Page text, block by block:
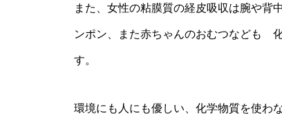
また、女性の粘膜質の経皮吸収は腕や背
ンポン、また赤ちゃんのおむつなども
す。
環境にも人にも優しい、化学物質を使わ